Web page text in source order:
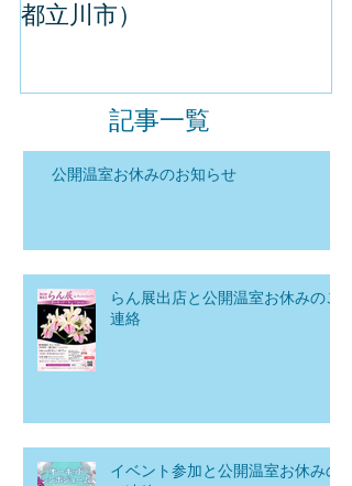
都立川市）
記事一覧
公開温室お休みのお知らせ
らん展出店と公開温室お休みのご
連絡
イベント参加と公開温室お休みの